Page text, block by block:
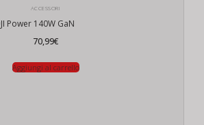
ACCESSORI
Power 140W GaN
70,99€
Aggiungi al carrello